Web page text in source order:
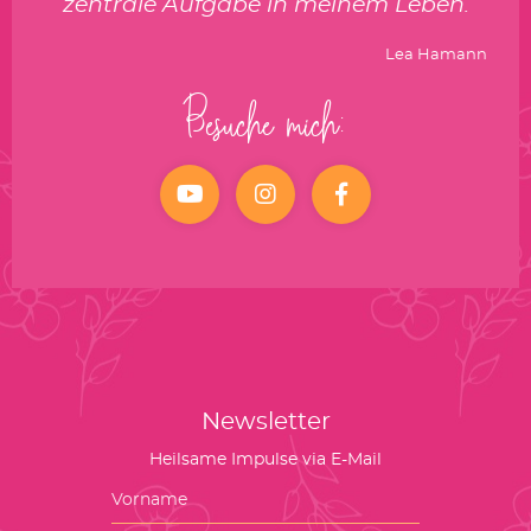
zentrale Aufgabe in meinem Leben.
Lea Hamann
Besuche mich:
YouTube Instagramfacebook
Newsletter
Heilsame Impulse via E-Mail